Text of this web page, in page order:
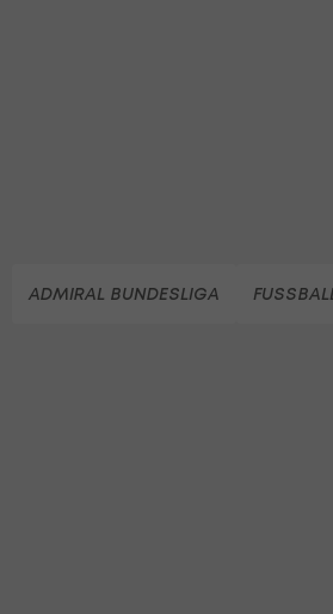
ADMIRAL BUNDESLIGA